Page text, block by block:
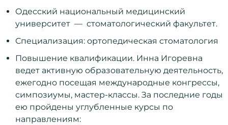
Одесский национальный медицинский
университет — стоматологический факультет.
Специализация: ортопедическая стоматология
Повышение квалификации. Инна Игоревна
ведет активную образовательную деятельность,
ежегодно посещая международные конгрессы,
симпозиумы, мастер-классы. За последние годы
ею пройдены углубленные курсы по
направлениям: